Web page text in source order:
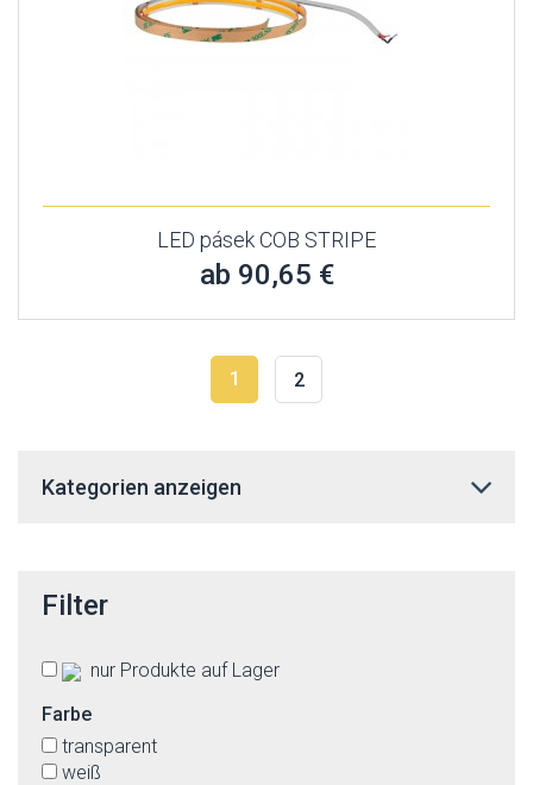
LED pásek COB STRIPE
ab 90,65 €
1 2
Kategorien anzeigen
Filter
nur Produkte auf Lager
Farbe
transparent
weiß